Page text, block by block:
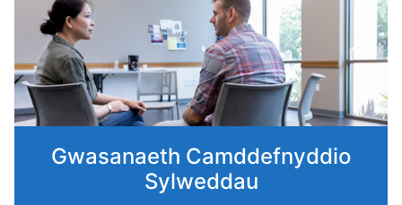
Gwasanaeth Camddefnyddio
Sylweddau